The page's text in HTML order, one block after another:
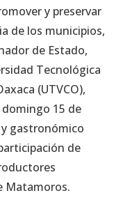
y preservar
de los municipios,
de Estado,
Tecnológica
(UTVCO),
domingo 15 de
gastronómico
de
Matamoros.